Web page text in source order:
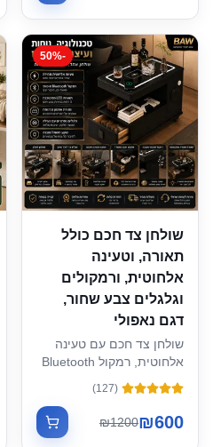
-
50%
שולחן צד חכם כולל
תאורה, וטעינה
אלחוטית, ורמקולים
וגלגלים צבע שחור,
דגם נאפולי
שולחן צד חכם עם טעינה
אלחוטית, רמקול Bluetooth
נסתרת וגלגלים מסתובבים
360°
(
127
)
₪600
₪1200